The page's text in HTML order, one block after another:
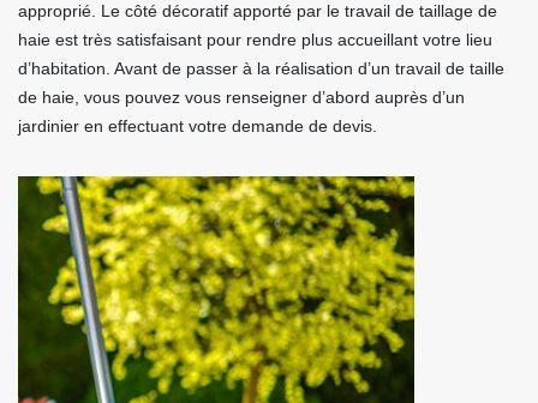
approprié. Le côté décoratif apporté par le travail de taillage de
haie est très satisfaisant pour rendre plus accueillant votre lieu
d’habitation. Avant de passer à la réalisation d’un travail de taille
de haie, vous pouvez vous renseigner d’abord auprès d’un
jardinier en effectuant votre demande de devis.